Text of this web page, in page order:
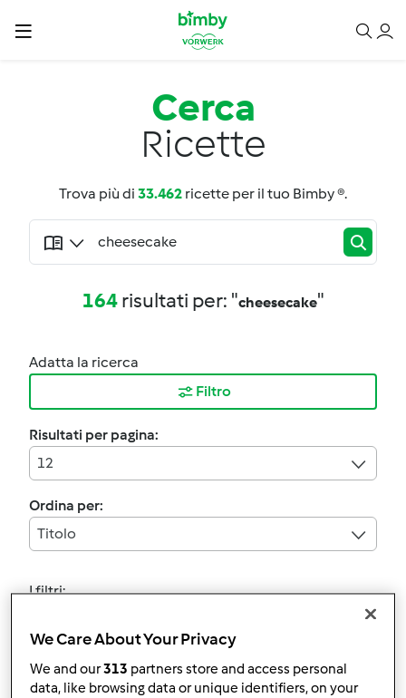
Cerca
Ricette
Trova più di 33.462 ricette per il tuo Bimby ®.
164risultati per: "cheesecake"
Adatta la ricerca
Filtro
Risultati per pagina:
12
Ordina per:
Titolo
I filtri:
Annulla
We Care About Your Privacy
We and our313 partners store and access personal
data, like browsing data or unique identifiers, on your